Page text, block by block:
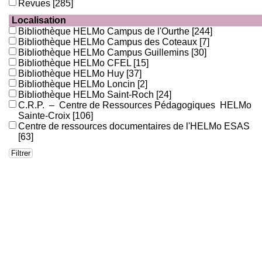
Revues [285]
Localisation
Bibliothèque HELMo Campus de l'Ourthe [244]
Bibliothèque HELMo Campus des Coteaux [7]
Bibliothèque HELMo Campus Guillemins [30]
Bibliothèque HELMo CFEL [15]
Bibliothèque HELMo Huy [37]
Bibliothèque HELMo Loncin [2]
Bibliothèque HELMo Saint-Roch [24]
C.R.P. – Centre de Ressources Pédagogiques HELMo
Sainte-Croix [106]
Centre de ressources documentaires de l'HELMo ESAS
[63]